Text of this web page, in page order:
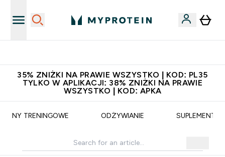
35% ZNIŻKI NA PRAWIE WSZYSTKO | KOD: PL35
TYLKO W APLIKACJI: 38% ZNIŻKI NA PRAWIE
WSZYSTKO | KOD: APKA
PLANY TRENINGOWE ODŻYWIANIE SUPLEMENTY